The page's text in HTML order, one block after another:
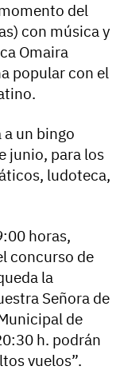
del
con música y
Omaira
popular con el
un bingo
junio, para los
ludoteca,
horas,
concurso de
la
Señora de
de
h. podrán
vuelos”.